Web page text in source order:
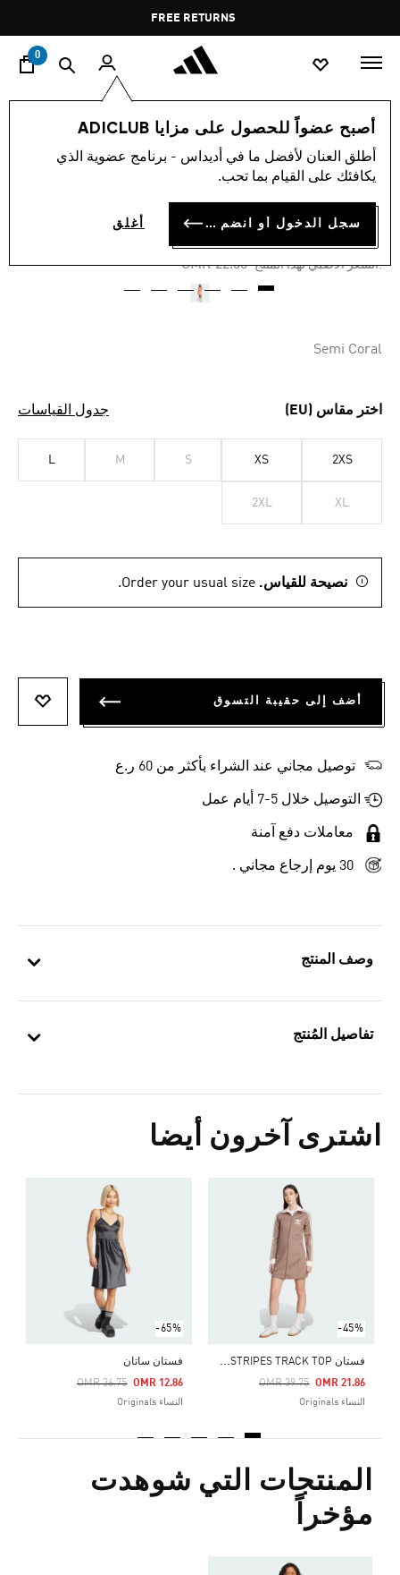
Pause
promotion
rotation
FREE RETURNS
0
أصبح عضواً للحصول على مزايا ADICLUB
أطلق العنان لأفضل ما في أديداس - برنامج عضوية الذي
يكافئك على القيام بما تحب.
سجل الدخول أو انضم الآن أغلق
وصف المنتج
تفاصيل المُنتج
اشترى آخرون أيضا
-45%
ف
ستان ADICOLOR 3-STRIPES TRACK TOP
Price Reduced From
OMR 39.75
To OMR 21.86
النساء Originals
-65%
فستان ساتان
Price Reduced From
OMR 36.75
To OMR 12.86
النساء Originals
Price Reduced From
المنتجات التي شوهدت
مؤخراً
النساء ملابس
-60%
فستان قصير بخطوط ثلاثة
OMR 8.76
:السعر الأصلي لهذا المنتج Price reduced from
OMR 22.00
to
Semi Coral
اختر مقاس (EU) جدول القياسات
2XS
XS
S
M
L
XL
2XL
نصيحة للقياس. Order your usual size.
أضف إلى حقيبة التسوق
توصيل مجاني عند الشراء بأكثر من 60 ر.ع
التوصيل خلال 5-7 أيام عمل
معاملات دفع آمنة